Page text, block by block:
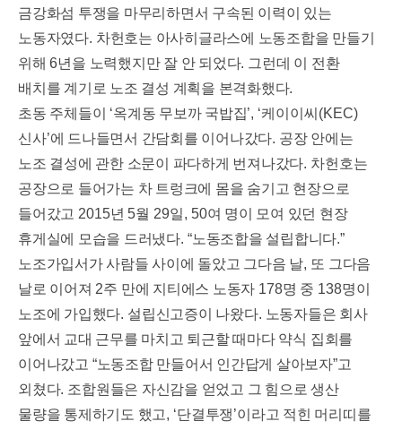
금강화섬 투쟁을 마무리하면서 구속된 이력이 있는
노동자였다. 차헌호는 아사히글라스에 노동조합을 만들기
위해6년을 노력했지만 잘 안 되었다. 그런데 이 전환
배치를 계기로 노조 결성 계획을 본격화했다.
초동 주체들이 ‘옥계동 무보까 국밥집’, ‘케이이씨 (KEC)
신사’에 드나들면서 간담회를 이어나갔다. 공장 안에는
노조 결성에 관한 소문이 파다하게 번져나갔다. 차헌호는
공장으로 들어가는 차 트렁크에 몸을 숨기고 현장으로
들어갔고 2015년 5월 29일, 50여 명이 모여 있던 현장
휴게실에 모습을 드러냈다. “노동조합을 설립합니다.”
노조가입서가 사람들 사이에 돌았고 그다음 날, 또 그다음
날로 이어져 2주 만에 지티에스 노동자 178명 중 138명이
노조에 가입했다. 설립신고증이 나왔다. 노동자들은 회사
앞에서 교대 근무를 마치고 퇴근할 때마다 약식 집회를
이어나갔고 “노동조합 만들어서 인간답게 살아보자”고
외쳤다. 조합원들은 자신감을 얻었고 그 힘으로 생산
물량을 통제하기도 했고, ‘단결투쟁’이라고 적힌 머리띠를